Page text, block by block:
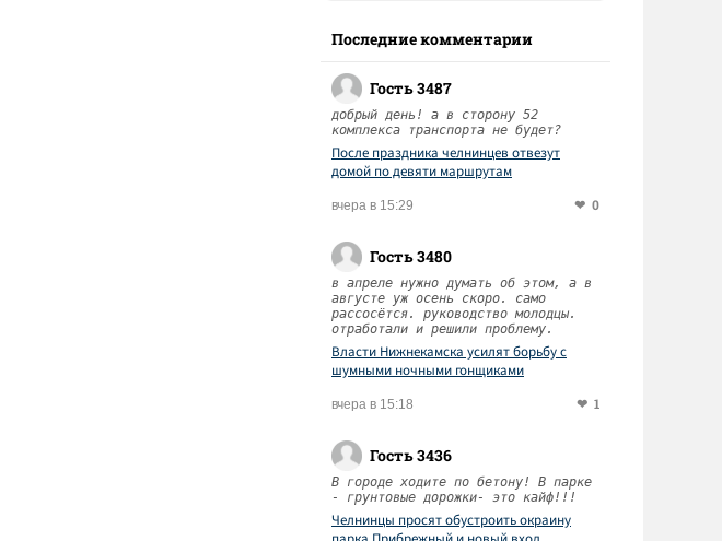
Последние комментарии
Гость 3487
добрый день! а в сторону 52
комплекса транспорта не будет?
После праздника челнинцев отвезут
домой по девяти маршрутам
вчера в 15:29 0
Гость 3480
в апреле нужно думать об этом, а в
августе уж осень скоро. само
рассосётся. руководство молодцы.
отработали и решили проблему.
Власти Нижнекамска усилят борьбу с
шумными ночными гонщиками
вчера в 15:18 1
Гость 3436
В городе ходите по бетону! В парке
- грунтовые дорожки- это кайф!!!
Челнинцы просят обустроить окраину